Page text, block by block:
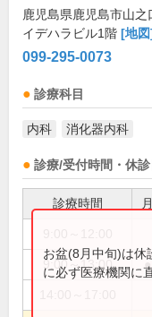
鹿児島県鹿児島市山之
イデハラビル1階 [地
099-295-0073
診療科目
内科 消化器内科
診療/受付時間・休診
診療時間 月
9:00～13:00 ●
お盆(8月中旬)は休
に必ず医療機関に